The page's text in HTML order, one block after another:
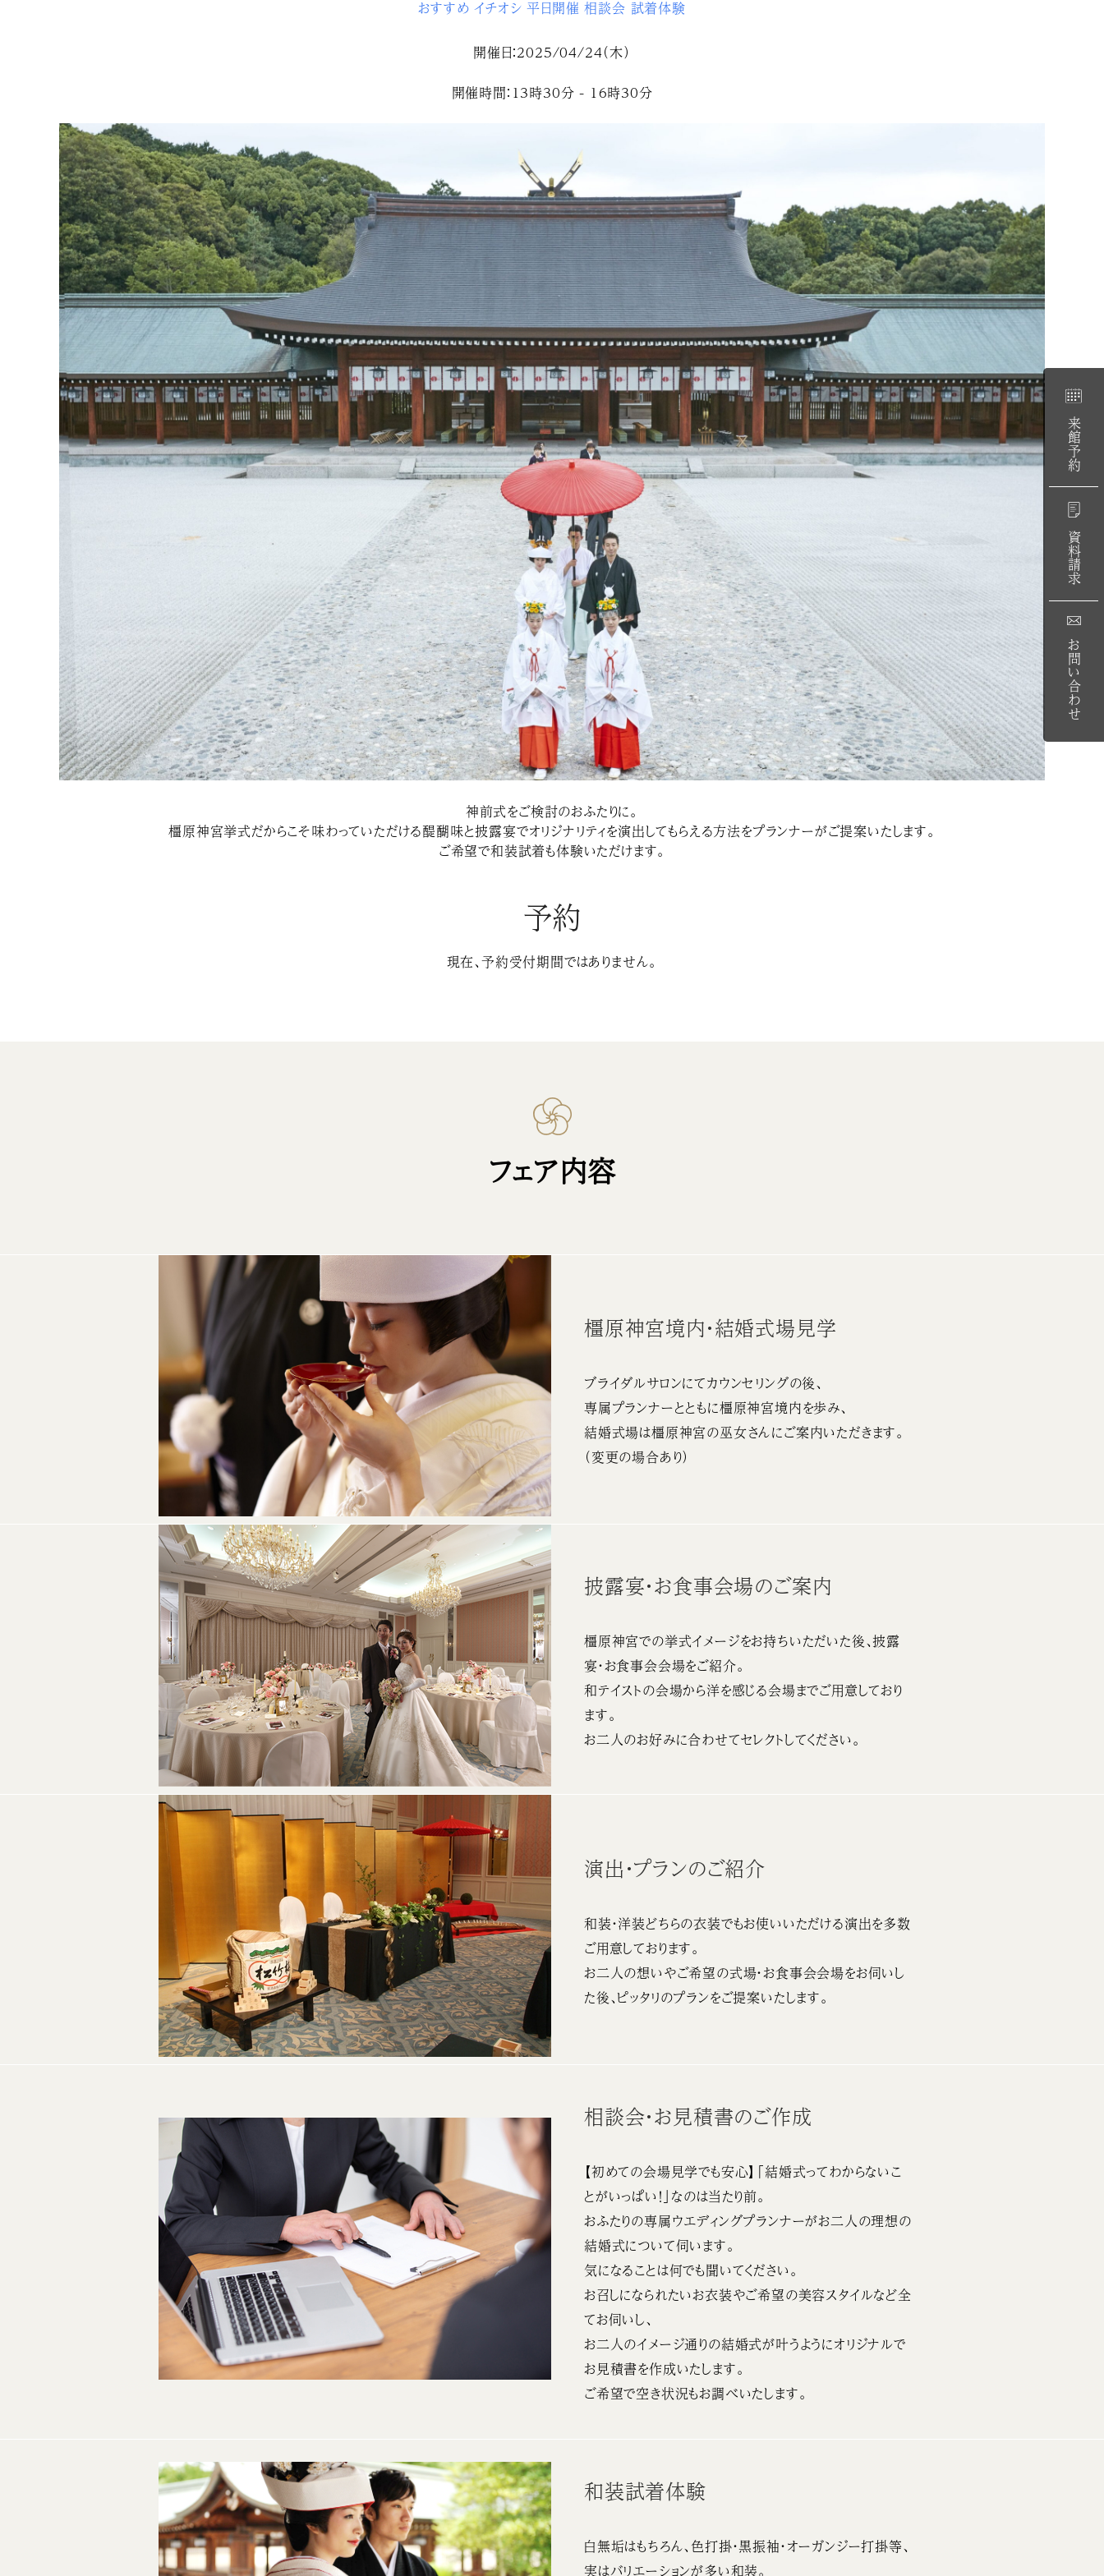
来館予約
資料請求
お問い合わせ
おすすめ イチオシ 平日開催 相談会 試着体験
開催日：2025/04/24（木）
開催時間：13時30分 - 16時30分
神前式をご検討のおふたりに。
橿原神宮挙式だからこそ味わっていただける醍醐味と披露宴でオリジナリティを演出してもらえる方法をプランナーがご提案いたします。
ご希望で和装試着も体験いただけます。
予約
現在、予約受付期間ではありません。
フェア内容
橿原神宮境内・結婚式場見学
ブライダルサロンにてカウンセリングの後、
専属プランナーとともに橿原神宮境内を歩み、
結婚式場は橿原神宮の巫女さんにご案内いただきます。
（変更の場合あり）
披露宴・お食事会場のご案内
橿原神宮での挙式イメージをお持ちいただいた後、披露
宴・お食事会会場をご紹介。
和テイストの会場から洋を感じる会場までご用意しており
ます。
お二人のお好みに合わせてセレクトしてください。
演出・プランのご紹介
和装・洋装どちらの衣装でもお使いいただける演出を多数
ご用意しております。
お二人の想いやご希望の式場・お食事会会場をお伺いし
た後、ピッタリのプランをご提案いたします。
相談会・お見積書のご作成
【初めての会場見学でも安心】「結婚式ってわからないこ
とがいっぱい！」なのは当たり前。
おふたりの専属ウエディングプランナーがお二人の理想の
結婚式について伺います。
気になることは何でも聞いてください。
お召しになられたいお衣装やご希望の美容スタイルなど全
てお伺いし、
お二人のイメージ通りの結婚式が叶うようにオリジナルで
お見積書を作成いたします。
ご希望で空き状況もお調べいたします。
和装試着体験
白無垢はもちろん、色打掛・黒振袖・オーガンジー打掛等、
実はバリエーションが多い和装。